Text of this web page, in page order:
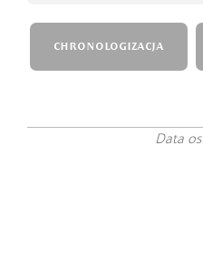
CHRONOLOGIZACJA
Data